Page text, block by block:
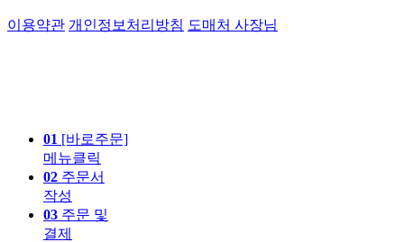
이용약관 개인정보처리방침 도매처 사장님
01 [바로주문]
메뉴클릭
02 주문서
작성
03 주문 및
결제